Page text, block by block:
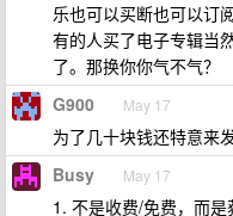
乐也可以买断也可以订
有的人买了电子专辑当
了。那换你你气不气？
G900 May 17
为了几十块钱还特意来
Busy May 17
1. 不是收费/免费，而